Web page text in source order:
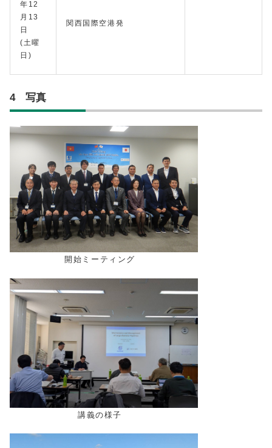
年12
月13
日
(土曜
日)
関西国際空港発
4 写真
開始ミーティング
講義の様子